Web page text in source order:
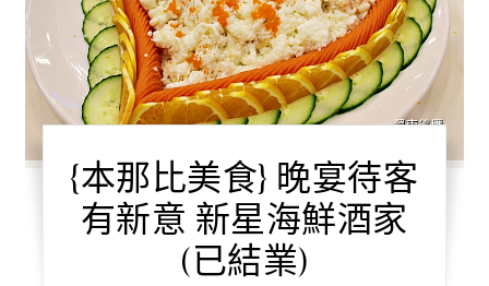
{本那比美食} 晚宴待客
有新意 新星海鮮酒家
(已結業)